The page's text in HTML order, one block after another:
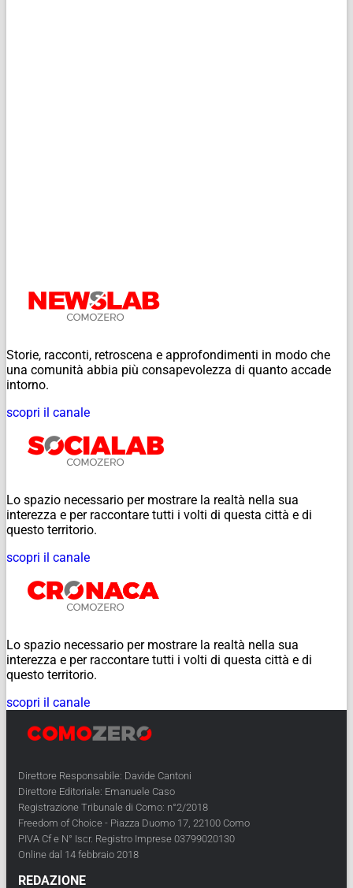
Storie, racconti, retroscena e approfondimenti in modo che
una comunità abbia più consapevolezza di quanto accade
intorno.
scopri il canale
Lo spazio necessario per mostrare la realtà nella sua
interezza e per raccontare tutti i volti di questa città e di
questo territorio.
scopri il canale
Lo spazio necessario per mostrare la realtà nella sua
interezza e per raccontare tutti i volti di questa città e di
questo territorio.
scopri il canale
Direttore Responsabile: Davide Cantoni
Direttore Editoriale: Emanuele Caso
Registrazione Tribunale di Como: n°2/2018
Freedom of Choice - Piazza Duomo 17, 22100 Como
PIVA Cf e N° Iscr. Registro Imprese 03799020130
Online dal 14 febbraio 2018
REDAZIONE